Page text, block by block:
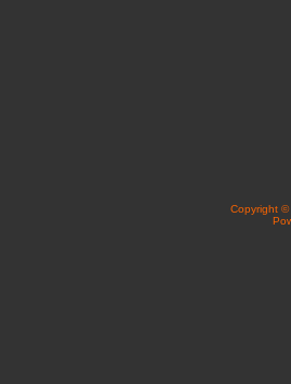
Copyright